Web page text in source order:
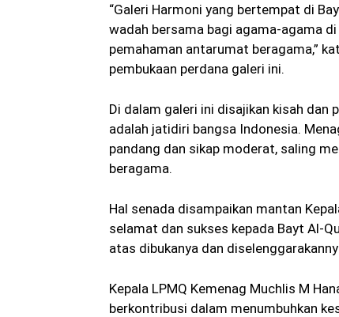
“Galeri Harmoni yang bertempat di
wadah bersama bagi agama-agama
pemahaman antarumat beragama,”
pembukaan perdana galeri ini.
Di dalam galeri ini disajikan kisah dan
adalah jatidiri bangsa Indonesia.
pandang dan sikap moderat, saling
beragama.
Hal senada disampaikan mantan
selamat dan sukses kepada Bayt Al-
atas dibukanya dan
Kepala LPMQ Kemenag Muchlis M
berkontribusi dalam menumbuhkan